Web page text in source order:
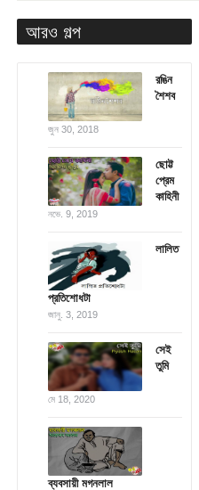
আরও গল্প
রঙিন
শৈশব
জুন 30, 2018
ছোট্ট
প্রেম
কাহিনী
নভে. 9, 2019
লালিত
প্রতিশোধটা
জানু. 3, 2019
সেই
তুমি
মে 18, 2020
ব্যবসায়ী মগনলাল